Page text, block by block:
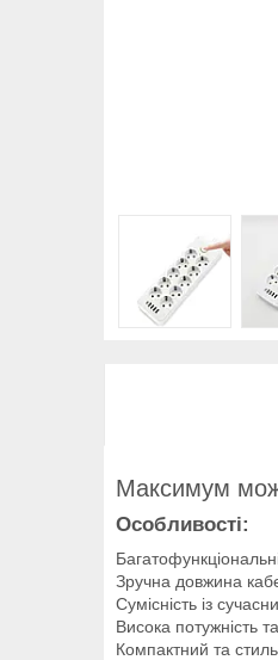
Максимум
Особливості:
Зручна довжина
Сумісність із
Висока потужність та
Компактний та